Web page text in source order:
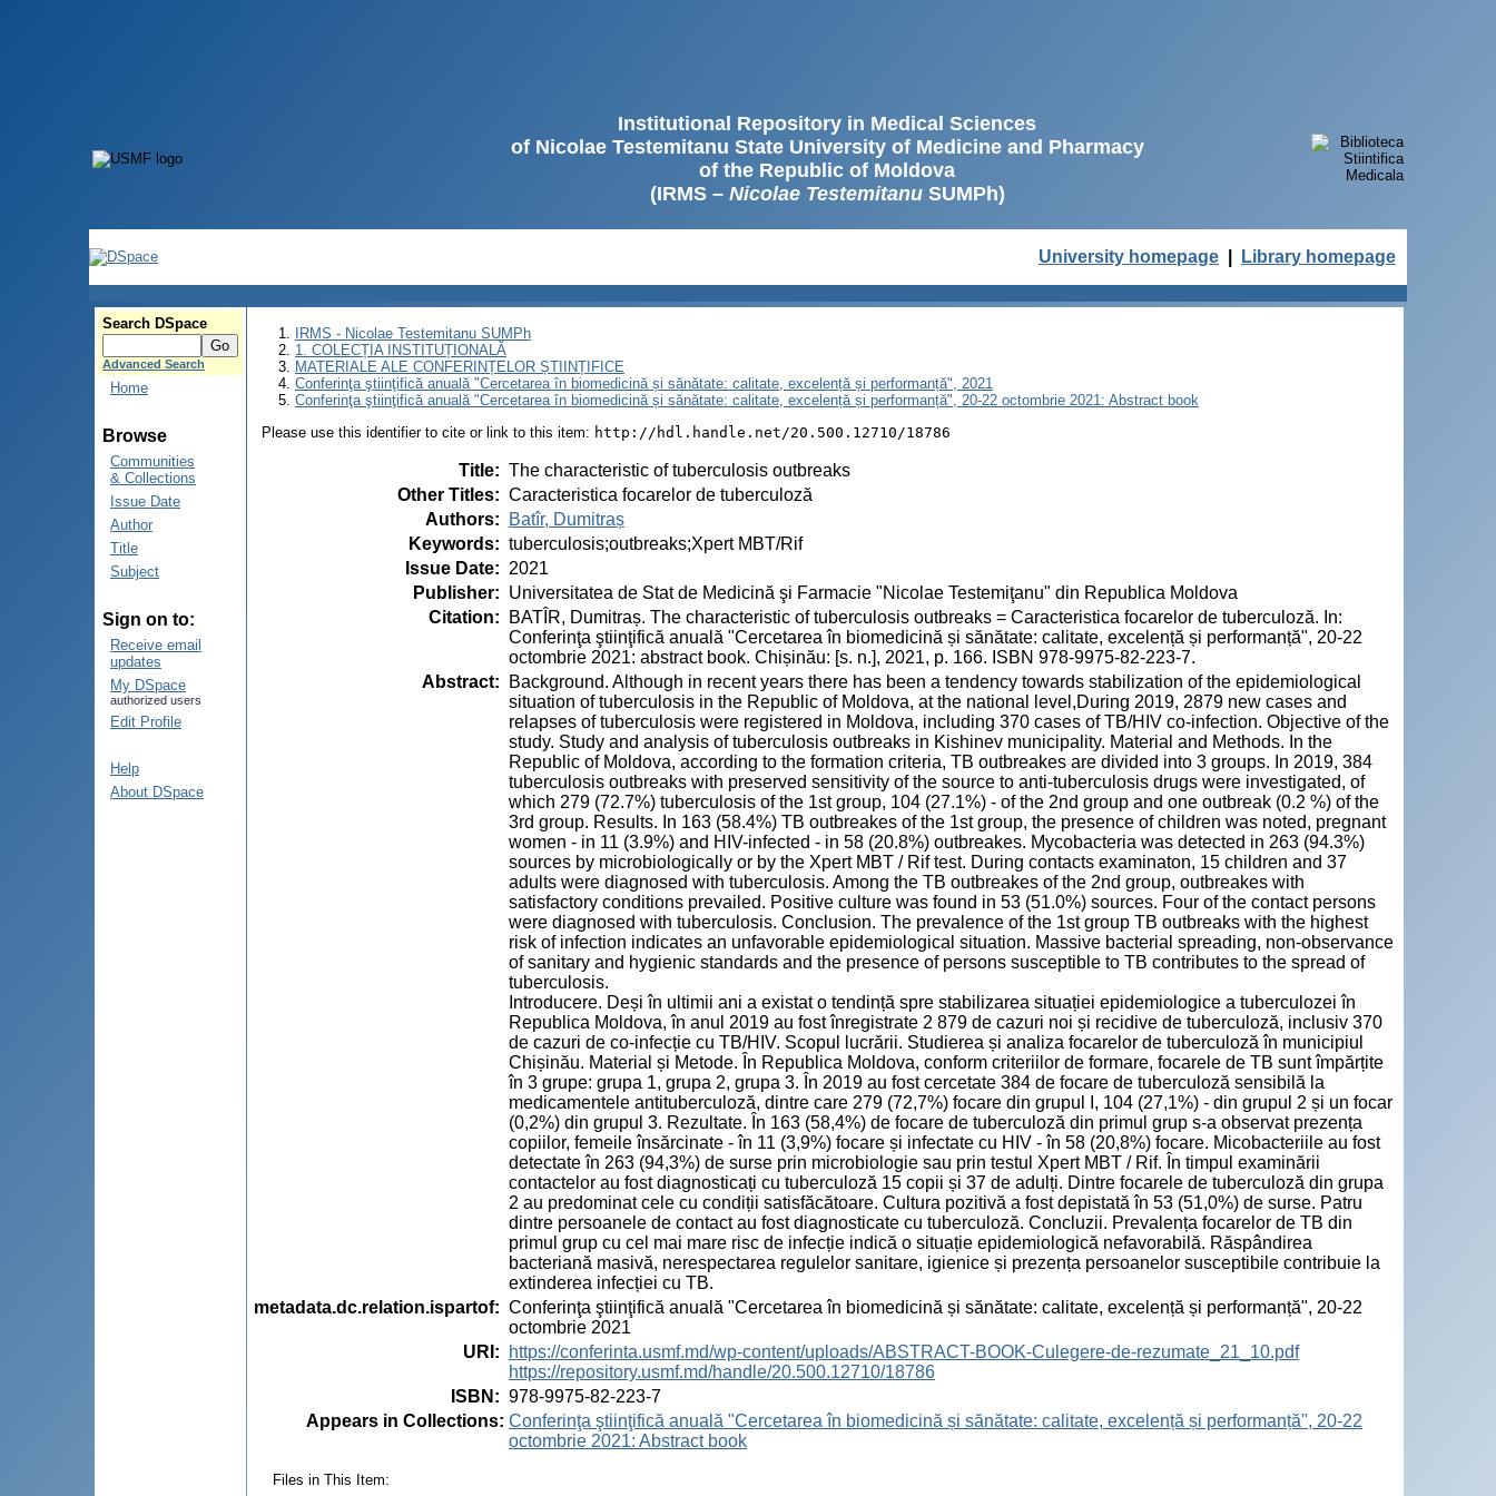
Institutional Repository in Medical Sciences
of Nicolae Testemitanu State University of Medicine and Pharmacy
of the Republic of Moldova
(IRMS – Nicolae TestemitanuSUMPh)
University homepage Library homepage
Search DSpace
Advanced Search
Home
Browse
Communities
& Collections
Issue Date
Author
Title
Subject
Sign on to:
Receive email
updates
My DSpace
authorized users
Edit Profile
Help
About DSpace
IRMS - Nicolae Testemitanu SUMPh
1. COLECȚIA INSTITUȚIONALĂ
MATERIALE ALE CONFERINȚELOR ȘTIINȚIFICE
Conferinţa ştiinţifică anuală "Cercetarea în biomedicină și sănătate: calitate, excelență și performanță", 2021
Conferinţa ştiinţifică anuală "Cercetarea în biomedicină și sănătate: calitate, excelență și performanță", 20-22 octombrie 2021: Abstract book
Please use this identifier to cite or link to this item: http://hdl.handle.net/20.500.12710/18786
Title: The characteristic of tuberculosis outbreaks
Other Titles: Caracteristica focarelor de tuberculoză
Authors:
Batîr, Dumitraș
Keywords: tuberculosis;outbreaks;Xpert MBT/Rif
Issue Date: 2021
Publisher: Universitatea de Stat de Medicină şi Farmacie "Nicolae Testemiţanu" din Republica Moldova
Citation:
BATÎR, Dumitraș. The characteristic of tuberculosis outbreaks = Caracteristica focarelor de tuberculoză. In:
Conferinţa ştiinţifică anuală "Cercetarea în biomedicină și sănătate: calitate, excelență și performanță", 20-22
octombrie 2021: abstract book. Chișinău: [s. n.], 2021, p. 166. ISBN 978-9975-82-223-7.
Abstract:
Background. Although in recent years there has been a tendency towards stabilization of the epidemiological
situation of tuberculosis in the Republic of Moldova, at the national level,During 2019, 2879 new cases and
relapses of tuberculosis were registered in Moldova, including 370 cases of TB/HIV co-infection. Objective of the
study. Study and analysis of tuberculosis outbreaks in Kishinev municipality. Material and Methods. In the
Republic of Moldova, according to the formation criteria, TB outbreakes are divided into 3 groups. In 2019, 384
tuberculosis outbreaks with preserved sensitivity of the source to anti-tuberculosis drugs were investigated, of
which 279 (72.7%) tuberculosis of the 1st group, 104 (27.1%) - of the 2nd group and one outbreak (0.2 %) of the
3rd group. Results. In 163 (58.4%) TB outbreakes of the 1st group, the presence of children was noted, pregnant
women - in 11 (3.9%) and HIV-infected - in 58 (20.8%) outbreakes. Mycobacteria was detected in 263 (94.3%)
sources by microbiologically or by the Xpert MBT / Rif test. During contacts examinaton, 15 children and 37
adults were diagnosed with tuberculosis. Among the TB outbreakes of the 2nd group, outbreakes with
satisfactory conditions prevailed. Positive culture was found in 53 (51.0%) sources. Four of the contact persons
were diagnosed with tuberculosis. Conclusion. The prevalence of the 1st group TB outbreaks with the highest
risk of infection indicates an unfavorable epidemiological situation. Massive bacterial spreading, non-observance
of sanitary and hygienic standards and the presence of persons susceptible to TB contributes to the spread of
tuberculosis.
Introducere. Deși în ultimii ani a existat o tendință spre stabilizarea situației epidemiologice a tuberculozei în
Republica Moldova, în anul 2019 au fost înregistrate 2 879 de cazuri noi și recidive de tuberculoză, inclusiv 370
de cazuri de co-infecție cu TB/HIV. Scopul lucrării. Studierea și analiza focarelor de tuberculoză în municipiul
Chișinău. Material și Metode. În Republica Moldova, conform criteriilor de formare, focarele de TB sunt împărțite
în 3 grupe: grupa 1, grupa 2, grupa 3. În 2019 au fost cercetate 384 de focare de tuberculoză sensibilă la
medicamentele antituberculoză, dintre care 279 (72,7%) focare din grupul I, 104 (27,1%) - din grupul 2 și un focar
(0,2%) din grupul 3. Rezultate. În 163 (58,4%) de focare de tuberculoză din primul grup s-a observat prezența
copiilor, femeile însărcinate - în 11 (3,9%) focare și infectate cu HIV - în 58 (20,8%) focare. Micobacteriile au fost
detectate în 263 (94,3%) de surse prin microbiologie sau prin testul Xpert MBT / Rif. În timpul examinării
contactelor au fost diagnosticați cu tuberculoză 15 copii și 37 de adulți. Dintre focarele de tuberculoză din grupa
2 au predominat cele cu condiții satisfăcătoare. Cultura pozitivă a fost depistată în 53 (51,0%) de surse. Patru
dintre persoanele de contact au fost diagnosticate cu tuberculoză. Concluzii. Prevalența focarelor de TB din
primul grup cu cel mai mare risc de infecție indică o situație epidemiologică nefavorabilă. Răspândirea
bacteriană masivă, nerespectarea regulelor sanitare, igienice și prezența persoanelor susceptibile contribuie la
extinderea infecției cu TB.
metadata.dc.relation.ispartof: Conferinţa ştiinţifică anuală "Cercetarea în biomedicină și sănătate: calitate, excelență și performanță", 20-22
octombrie 2021
URI :
https://conferinta.usmf.md/wp-content/uploads/ABSTRACT-BOOK-Culegere-de-rezumate_21_10.pdf
https://repository.usmf.md/handle/20.500.12710/18786
ISBN : 978-9975-82-223-7
Appears in Collections: Conferinţa ştiinţifică anuală "Cercetarea în biomedicină și sănătate: calitate, excelență și performanță", 20-22
octombrie 2021: Abstract book
Files in This Item: